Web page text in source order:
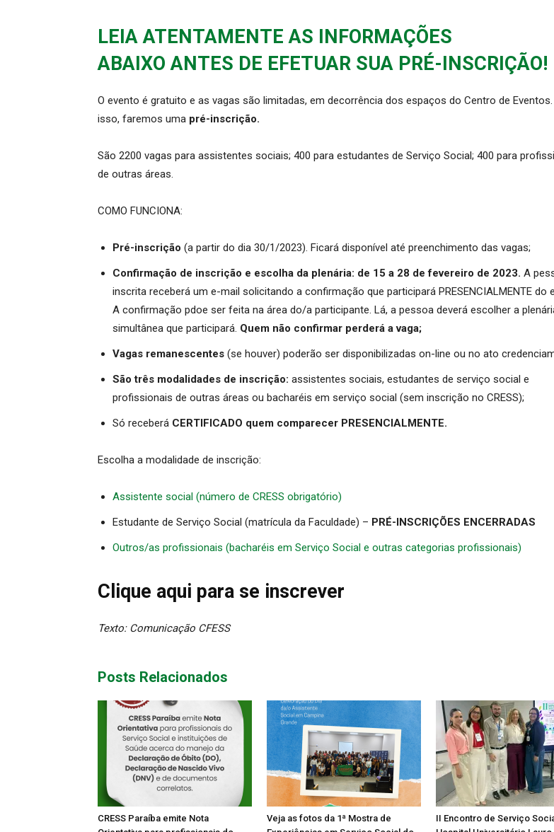
LEIA ATENTAMENTE AS INFORMAÇÕES
ABAIXO ANTES DE EFETUAR SUA PRÉ-INSCRIÇÃO!
O evento é gratuito e as vagas são limitadas, em decorrência dos espaços do Centro de
isso, faremos uma pré-inscrição.
São 2200 vagas para assistentes sociais; 400 para estudantes de Serviço Social; 400 para
de outras áreas.
COMO FUNCIONA:
Pré-inscrição (a partir do dia 30/1/2023). Ficará disponível até preenchimento das vagas;
Confirmação de inscrição e escolha da plenária: de 15 a 28 de fevereiro de 2023. A
inscrita receberá um e-mail solicitando a confirmação que participará PRESENCIALMENTE do
A confirmação pdoe ser feita na área do/a participante. Lá, a pessoa deverá escolher a
simultânea que participará. Quem não confirmar perderá a vaga;
Vagas remanescentes (se houver) poderão ser disponibilizadas on-line ou no ato
São três modalidades de inscrição: assistentes sociais, estudantes de serviço social e
profissionais de outras áreas ou bacharéis em serviço social (sem inscrição no CRESS);
Só receberá CERTIFICADO quem comparecer PRESENCIALMENTE.
Escolha a modalidade de inscrição:
Assistente social (número de CRESS obrigatório)
Estudante de Serviço Social (matrícula da Faculdade) – PRÉ-INSCRIÇÕES ENCERRADAS
Outros/as profissionais (bacharéis em Serviço Social e outras categorias profissionais)
Clique aqui para se inscrever
Texto: Comunicação CFESS
Posts Relacionados
CRESS Paraíba emite Nota
Veja as fotos da 1ª Mostra de
II Encontro de Serviço